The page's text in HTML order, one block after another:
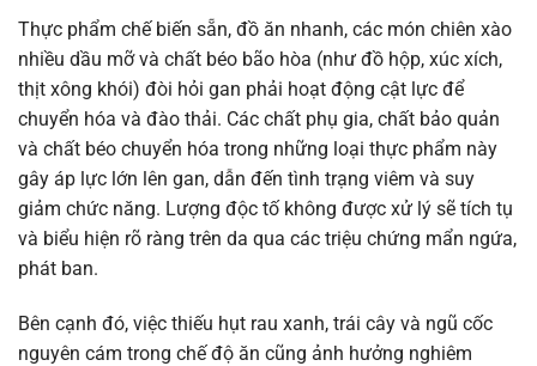
Thực phẩm chế biến sẵn, đồ ăn nhanh, các món chiên xào
nhiều dầu mỡ và chất béo bão hòa (như đồ hộp, xúc xích,
thịt xông khói) đòi hỏi gan phải hoạt động cật lực để
chuyển hóa và đào thải. Các chất phụ gia, chất bảo quản
và chất béo chuyển hóa trong những loại thực phẩm này
gây áp lực lớn lên gan, dẫn đến tình trạng viêm và suy
giảm chức năng. Lượng độc tố không được xử lý sẽ tích tụ
và biểu hiện rõ ràng trên da qua các triệu chứng mẩn ngứa,
phát ban.
Bên cạnh đó, việc thiếu hụt rau xanh, trái cây và ngũ cốc
nguyên cám trong chế độ ăn cũng ảnh hưởng nghiêm